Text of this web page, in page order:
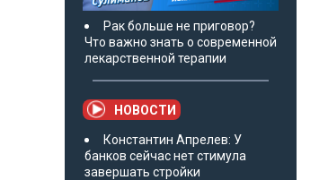
Рак больше не приговор?
Что важно знать о современной
лекарственной терапии
НОВОСТИ
Константин Апрелев: У
банков сейчас нет стимула
завершать стройки